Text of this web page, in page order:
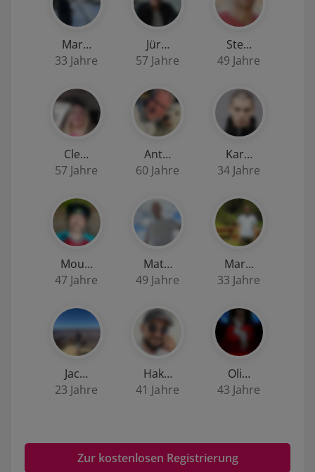
Mar…
33 Jahre
Jür…
57 Jahre
Ste…
49 Jahre
Cle…
57 Jahre
Ant…
60 Jahre
Kar…
34 Jahre
Mou…
47 Jahre
Mat…
49 Jahre
Mar…
33 Jahre
Jac…
23 Jahre
Hak…
41 Jahre
Oli…
43 Jahre
Zur kostenlosen Registrierung